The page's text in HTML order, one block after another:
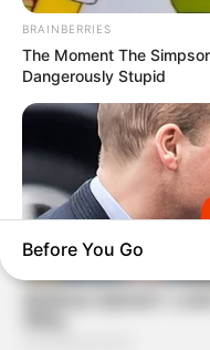
BRAINBERRIES
The Moment The
Dangerously Stupid
Before You Go